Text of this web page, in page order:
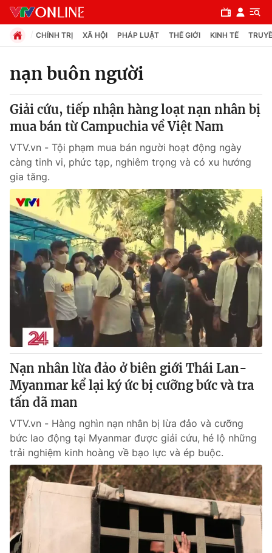
Chuyên mục
Chính trị
Xã hội
Pháp luật
Y tế
Thế giới
Tin tức
Thế giới đó đây
Câu chuyện quốc tế
Kinh tế
Tài chính
Thị trường
Góc doanh nghiệp
Dữ liệu và đời sống
Truyền hình
Phim VTV
Hậu trường
Nhân vật
Khán giả
Giải sao mai
Giải trí
Điện ảnh
Âm nhạc
Sao
Đời sống
Du lịch
Làm đẹp
Chất lượng cuộc sống
Giáo dục
Tuyển sinh
Học trực tuyến
Công nghệ
Hitech Công nghệ tương lai
Giao lưu trực tuyến
CHÍNH TRỊ XÃ HỘI PHÁP LUẬT THẾ GIỚI KINH TẾ
nạn buôn người
Giải cứu, tiếp nhận hàng loạt nạn nhân bị
mua bán từ Campuchia về Việt Nam
VTV.vn - Tội phạm mua bán người hoạt động ngày
càng tinh vi, phức tạp, nghiêm trọng và có xu hướng
gia tăng.
Nạn nhân lừa đảo ở biên giới Thái Lan-
Myanmar kể lại ký ức bị cưỡng bức và tra
tấn dã man
VTV.vn - Hàng nghìn nạn nhân bị lừa đảo và cưỡng
bức lao động tại Myanmar được giải cứu, hé lộ những
trải nghiệm kinh hoàng về bạo lực và ép buộc.